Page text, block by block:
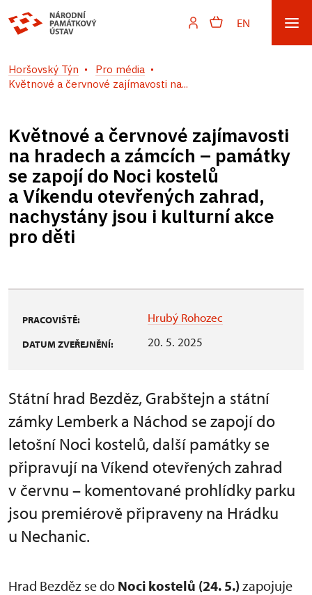
EN
Horšovský Týn
Pro média
Květnové a červnové zajímavosti na...
Květnové a červnové zajímavosti
na hradech a zámcích – památky
se zapojí do Noci kostelů
a Víkendu otevřených zahrad,
nachystány jsou i kulturní akce
pro děti
PRACOVIŠTĚ: Hrubý Rohozec
DATUM ZVEŘEJNĚNÍ: 20. 5. 2025
Státní hrad Bezděz, Grabštejn a státní
zámky Lemberk a Náchod se zapojí do
letošní Noci kostelů, další památky se
připravují na Víkend otevřených zahrad
v červnu – komentované prohlídky parku
jsou premiérově připraveny na Hrádku
u Nechanic.
Hrad Bezděz se do Noci kostelů (24. 5.) zapojuje